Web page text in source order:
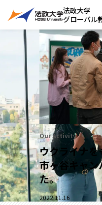
法政大学
グローバル
Our Activity
ウクライナを
市ヶ谷キャ
た。
2022.11.16